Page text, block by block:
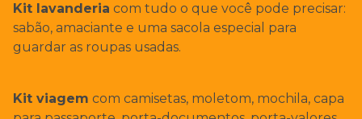
Kit lavanderia com tudo o que você pode precisar:
sabão, amaciante e uma sacola especial para
guardar as roupas usadas.
Kit viagem com camisetas, moletom, mochila, capa